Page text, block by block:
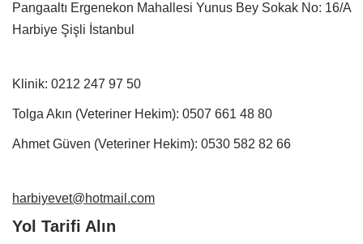
Pangaaltı Ergenekon Mahallesi Yunus Bey Sokak No: 16/A
Harbiye Şişli İstanbul
Klinik: 0212 247 97 50
Tolga Akın (Veteriner Hekim): 0507 661 48 80
Ahmet Güven (Veteriner Hekim): 0530 582 82 66
harbiyevet@hotmail.com
Yol Tarifi Alın